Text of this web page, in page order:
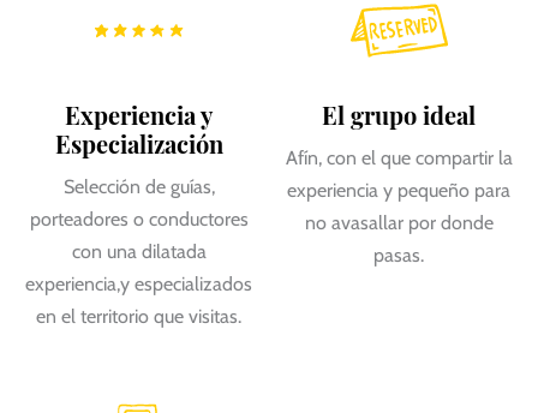
Experiencia y
Especialización
Selección de guías,
porteadores o conductores
con una dilatada
experiencia,y especializados
en el territorio que visitas.
El grupo ideal
Afín, con el que compartir la
experiencia y pequeño para
no avasallar por donde
pasas.